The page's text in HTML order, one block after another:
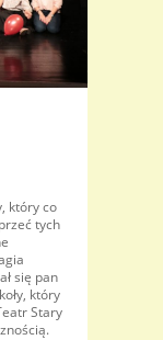
który co
tych
się pan
który
Stary